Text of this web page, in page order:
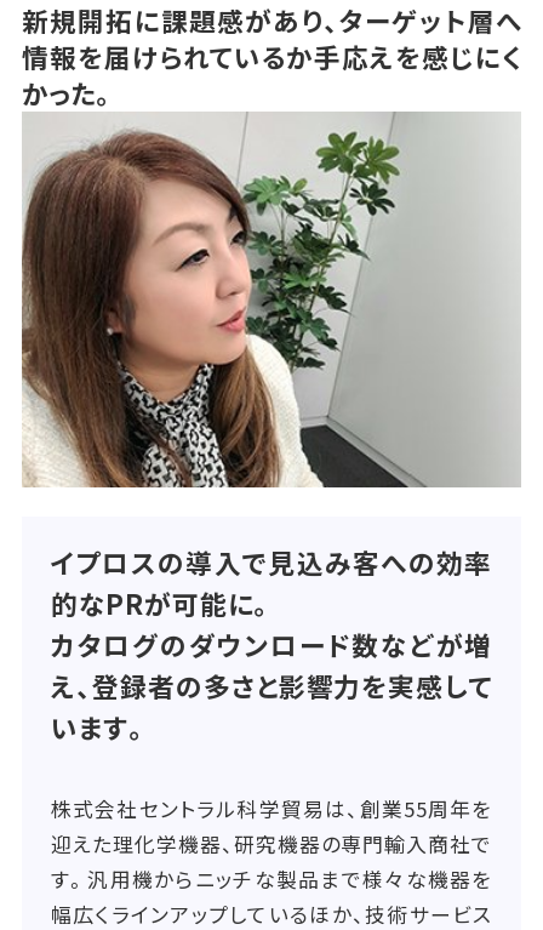
新規開拓に課題感があり、ターゲット層へ
情報を届けられているか手応えを感じにく
かった。
イプロスの導入で見込み客への効率
的なPRが可能に。
カタログのダウンロード数などが増
え、登録者の多さと影響力を実感して
います。
株式会社セントラル科学貿易は、創業55周年を
迎えた理化学機器、研究機器の専門輸入商社で
す。汎用機からニッチな製品まで様々な機器を
幅広くラインアップしているほか、技術サービス